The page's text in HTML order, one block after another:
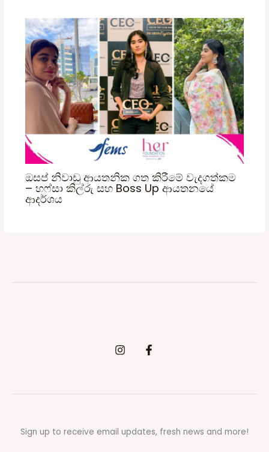
ඔසප් නිවාඩු ආයතනික ගත කිරීමේ වැදගත්කම
– හෆ්සා කිල්රු සහ Boss Up ආයතනයේ
ආදර්ශය
Sign up to receive email updates, fresh news and more!